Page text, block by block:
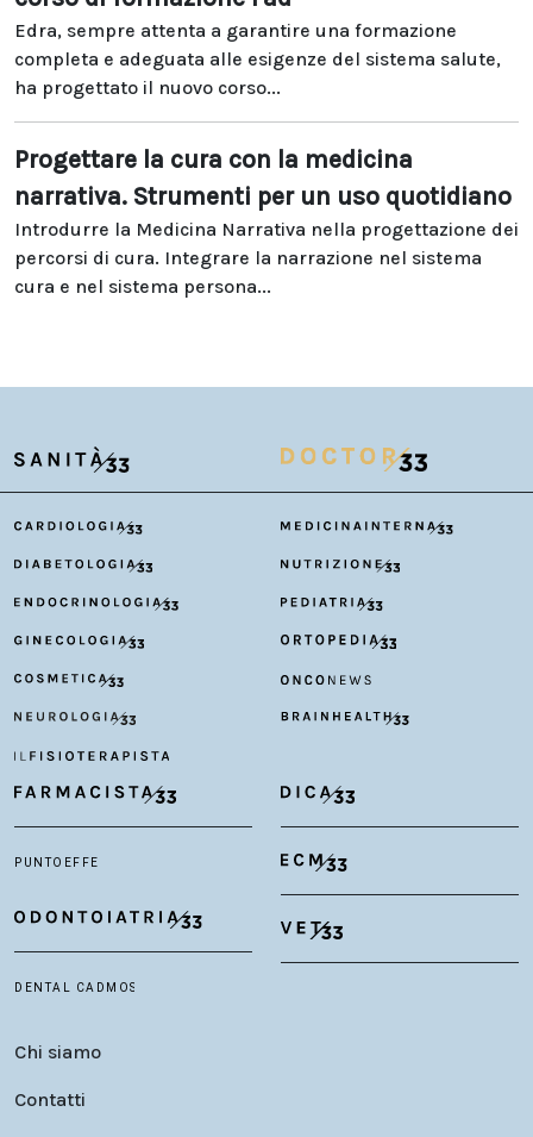
Edra, sempre attenta a garantire una formazione
completa e adeguata alle esigenze del sistema salute,
ha progettato il nuovo corso...
Progettare la cura con la medicina
narrativa. Strumenti per un uso quotidiano
Introdurre la Medicina Narrativa nella progettazione dei
percorsi di cura. Integrare la narrazione nel sistema
cura e nel sistema persona...
Chi siamo
Contatti